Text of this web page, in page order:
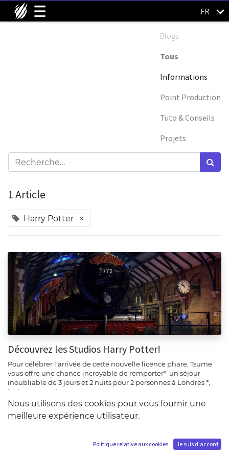
FR
Blogs:
Tous
Informations
Point Production
Tuto & Conseils
Projets
1 Article
Harry Potter ×
Découvrez les Studios Harry Potter!
Pour célébrer l'arrivée de cette nouvelle licence phare, Tsume
vous offre une chance incroyable de remporter* un séjour
inoubliable de 3 jours et 2 nuits pour 2 personnes à Londres *,
incluant une vi...
Harry Potter
mai 28, 2023
Nous utilisons des cookies pour vous fournir une
meilleure expérience utilisateur.
Politique relative aux cookies Je suis d'accord